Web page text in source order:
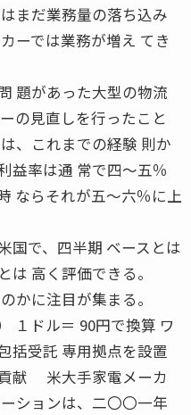
まだ業務量の落ち込み
ーでは業務が増え てき
題があった大型の物流
の見直しを行ったこと
、これまでの経験 則か
益率は通 常で四〜五％
ならそれが五〜六％に上
国で、四半期 ベースとは
は 高く評価できる。
かに注目が集まる。
１ドル＝ 90円で換算 ワ
括受託 専用拠点を設置
献 米大手家電メーカ
ションは、二〇〇一年